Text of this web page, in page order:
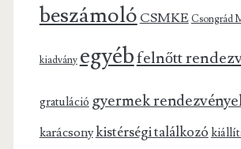
beszámoló CSMKE Csongrád
kiadvány egyébfelnőtt
gratuláció gyermek
karácsonykistérségi találkozó